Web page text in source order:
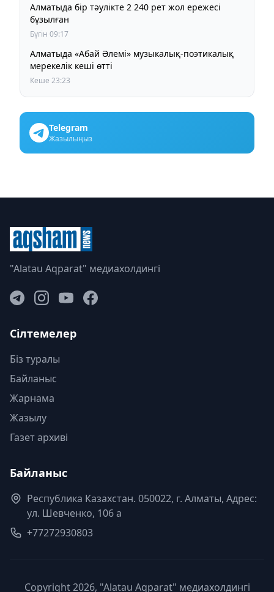
Алматыда бір тәулікте 2 240 рет жол ережесі
бұзылған
Бүгін 09:17
Алматыда «Абай Әлемі» музыкалық-поэтикалық
мерекелік кеші өтті
Кеше 23:23
Telegram
Жазылыңыз
"Alatau Aqparat" медиахолдингі
Сілтемелер
Біз туралы
Байланыс
Жарнама
Жазылу
Газет архиві
Байланыс
Республика Казахстан. 050022, г. Алматы, Адрес:
ул. Шевченко, 106 а
+77272930803
Copyright 2026, "Alatau Aqparat" медиахолдингі